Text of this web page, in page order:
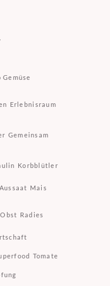
Gemüse
Erlebnisraum
Gemeinsam
Korbblütler
Mais
Obst Radies
Tomate